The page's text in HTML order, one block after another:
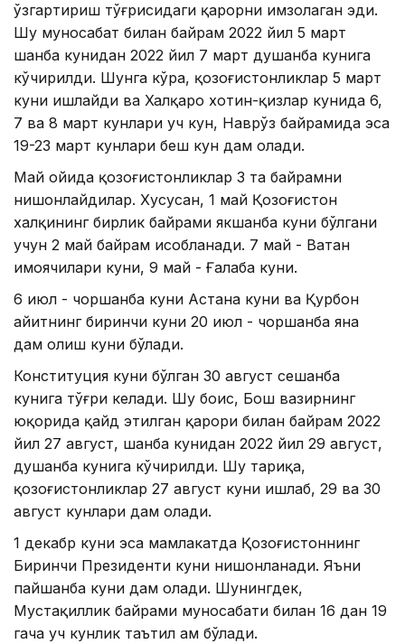
ўзгартириш тўғрисидаги қарорни имзолаган эди.
Шу муносабат билан байрам 2022 йил 5 март
шанба кунидан 2022 йил 7 март душанба кунига
кўчирилди. Шунга кўра, қозоғистонликлар 5 март
куни ишлайди ва Халқаро хотин-қизлар кунида 6,
7 ва 8 март кунлари уч кун, Наврўз байрамида эса
19-23 март кунлари беш кун дам олади.
Май ойида қозоғистонликлар 3 та байрамни
нишонлайдилар. Хусусан, 1 май Қозоғистон
халқининг бирлик байрами якшанба куни бўлгани
учун 2 май байрам ҳисобланади. 7 май - Ватан
ҳимоячилари куни, 9 май - Ғалаба куни.
6 июл - чоршанба куни Астана куни ва Қурбон
ҳайитнинг биринчи куни 20 июл - чоршанба яна
дам олиш куни бўлади.
Конституция куни бўлган 30 август сешанба
кунига тўғри келади. Шу боис, Бош вазирнинг
юқорида қайд этилган қарори билан байрам 2022
йил 27 август, шанба кунидан 2022 йил 29 август,
душанба кунига кўчирилди. Шу тариқа,
қозоғистонликлар 27 август куни ишлаб, 29 ва 30
август кунлари дам олади.
1 декабр куни эса мамлакатда Қозоғистоннинг
Биринчи Президенти куни нишонланади. Яъни
пайшанба куни дам олади. Шунингдек,
Мустақиллик байрами муносабати билан 16 дан 19
гача уч кунлик таътил ҳам бўлади.